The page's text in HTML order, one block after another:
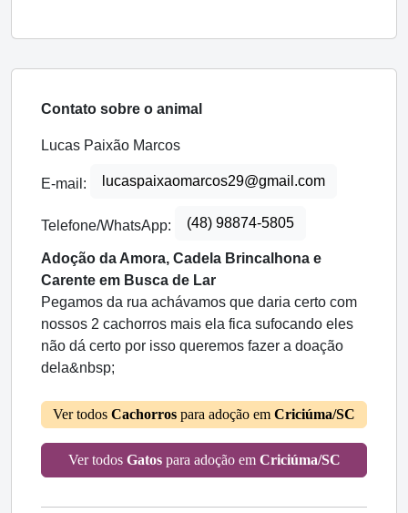
Contato sobre o animal
Lucas Paixão Marcos
E-mail: lucaspaixaomarcos29@gmail.com
Telefone/WhatsApp: (48) 98874-5805
Adoção da Amora, Cadela Brincalhona e
Carente em Busca de Lar
Pegamos da rua achávamos que daria certo com
nossos 2 cachorros mais ela fica sufocando eles
não dá certo por isso queremos fazer a doação
dela&nbsp;
Ver todos Cachorros para adoção em Criciúma/SC
Ver todos Gatospara adoção em Criciúma/SC